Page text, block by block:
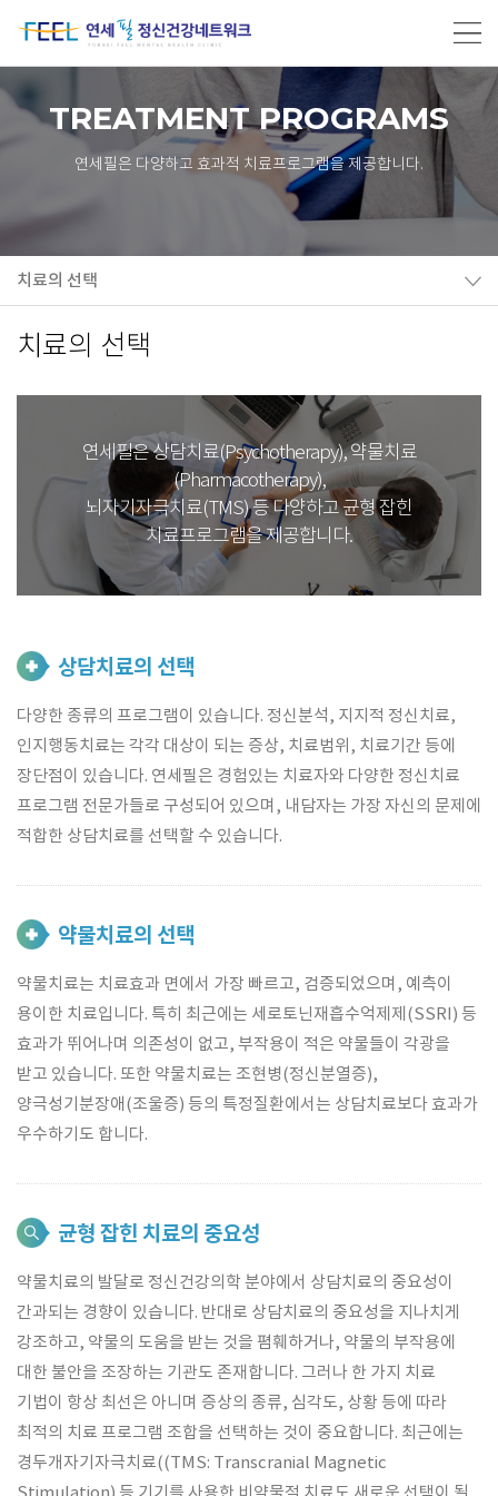
TREATMENT PROGRAMS
연세필은 다양하고 효과적 치료프로그램을 제공합니다.
치료의 선택
치료의 선택
연세필은 상담치료(Psychotherapy), 약물치료
(Pharmacotherapy),
뇌자기자극치료(TMS) 등 다양하고 균형 잡힌
치료프로그램을 제공합니다.
상담치료의 선택
다양한 종류의 프로그램이 있습니다. 정신분석, 지지적 정신치료,
인지행동치료는 각각 대상이 되는 증상, 치료범위, 치료기간 등에
장단점이 있습니다. 연세필은 경험있는 치료자와 다양한 정신치료
프로그램 전문가들로 구성되어 있으며, 내담자는 가장 자신의 문제에
적합한 상담치료를 선택할 수 있습니다.
약물치료의 선택
약물치료는 치료효과 면에서 가장 빠르고, 검증되었으며, 예측이
용이한 치료입니다. 특히 최근에는 세로토닌재흡수억제제(SSRI) 등
효과가 뛰어나며 의존성이 없고, 부작용이 적은 약물들이 각광을
받고 있습니다. 또한 약물치료는 조현병(정신분열증),
양극성기분장애(조울증) 등의 특정질환에서는 상담치료보다 효과가
우수하기도 합니다.
균형 잡힌 치료의 중요성
약물치료의 발달로 정신건강의학 분야에서 상담치료의 중요성이
간과되는 경향이 있습니다. 반대로 상담치료의 중요성을 지나치게
강조하고, 약물의 도움을 받는 것을 폄훼하거나, 약물의 부작용에
대한 불안을 조장하는 기관도 존재합니다. 그러나 한 가지 치료
기법이 항상 최선은 아니며 증상의 종류, 심각도, 상황 등에 따라
최적의 치료 프로그램 조합을 선택하는 것이 중요합니다. 최근에는
경두개자기자극치료((TMS: Transcranial Magnetic